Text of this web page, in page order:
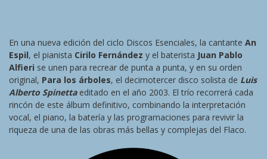
En una nueva edición del ciclo Discos Esenciales, la cantante An
Espil, el pianista Cirilo Fernández y el baterista Juan Pablo
Alfieri se unen para recrear de punta a punta, y en su orden
original, Para los árboles, el decimotercer disco solista de Luis
Alberto Spinettaeditado en el año 2003. El trío recorrerá cada
rincón de este álbum definitivo, combinando la interpretación
vocal, el piano, la batería y las programaciones para revivir la
riqueza de una de las obras más bellas y complejas del Flaco.